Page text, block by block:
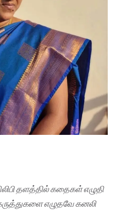
தளத்தில் கதைகள் எழுதி
எழுதவே கனலி